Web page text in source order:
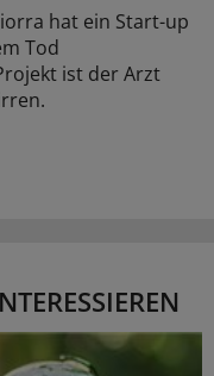
hat ein Start-up
Tod
ist der Arzt